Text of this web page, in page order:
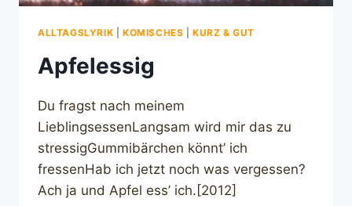
ALLTAGSLYRIK KOMISCHES |KURZ & GUT
Apfelessig
Du fragst nach meinem
LieblingsessenLangsam wird mir das zu
stressigGummibärchen könnt’ ich
fressenHab ich jetzt noch was vergessen?
Ach ja und Apfel ess’ ich.[2012]